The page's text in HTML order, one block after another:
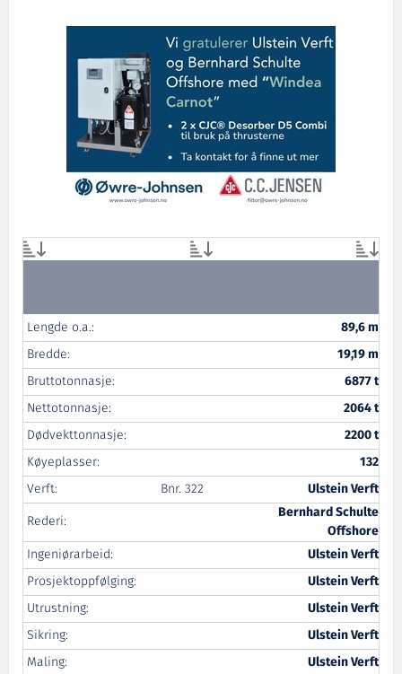
Lengde o.a.:
89,6 m
Bredde:
19,19 m
Bruttotonnasje:
6877 t
Nettotonnasje:
2064 t
Dødvekttonnasje:
2200 t
Køyeplasser:
132
Verft:
Bnr. 322
Ulstein Verft
Rederi:
Bernhard Schulte
Offshore
Ingeniørarbeid:
Ulstein Verft
Prosjektoppfølging:
Ulstein Verft
Utrustning:
Ulstein Verft
Sikring:
Ulstein Verft
Maling:
Ulstein Verft